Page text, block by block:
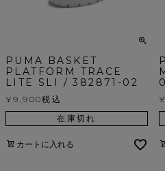
PUMA BASKET
PLATFORM TRACE
LITE SLI / 382871-02
¥9,900税込
在庫切れ
カートに入れる
¥